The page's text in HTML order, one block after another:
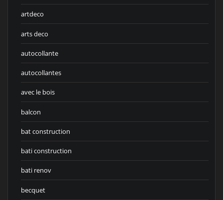
artdeco
arts deco
autocollante
autocollantes
avec le bois
balcon
bat construction
bati construction
bati renov
becquet